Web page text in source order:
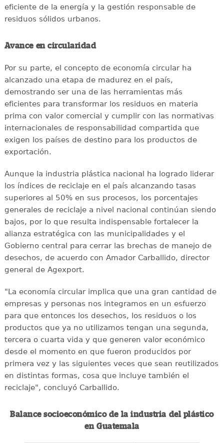
eficiente de la energía y la gestión responsable de
residuos sólidos urbanos.
Avance en circularidad
Por su parte, el concepto de economía circular ha
alcanzado una etapa de madurez en el país,
demostrando ser una de las herramientas más
eficientes para transformar los residuos en materia
prima con valor comercial y cumplir con las normativas
internacionales de responsabilidad compartida que
exigen los países de destino para los productos de
exportación.
Aunque la industria plástica nacional ha logrado liderar
los índices de reciclaje en el país alcanzando tasas
superiores al 50% en sus procesos, los porcentajes
generales de reciclaje a nivel nacional continúan siendo
bajos, por lo que resulta indispensable fortalecer la
alianza estratégica con las municipalidades y el
Gobierno central para cerrar las brechas de manejo de
desechos, de acuerdo con Amador Carballido, director
general de Agexport.
"La economía circular implica que una gran cantidad de
empresas y personas nos integramos en un esfuerzo
para que entonces los desechos, los residuos o los
productos que ya no utilizamos tengan una segunda,
tercera o cuarta vida y que generen valor económico
desde el momento en que fueron producidos por
primera vez y las siguientes veces que sean reutilizados
en distintas formas, cosa que incluye también el
reciclaje", concluyó Carballido.
Balance socioeconómico de la industria del plástico
en Guatemala